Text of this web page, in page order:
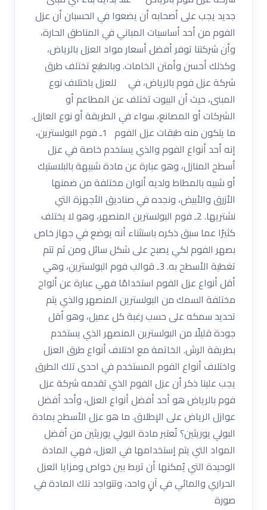
جديد يجب على أصحابه أن يضعوا في الحسبان أن عزل
الفوم من أحد أساسيات المباني في المناطق الحارة،
وأن شركتنا توفر أفضل أسعار مواد العزل بالرياض،
وكذلك أحسن وأمتن الخامات. وبالطبع تختلف طرق
شركة عزل فوم بالرياض، في للعزل باختلاف نوع
المبنى، حيث أن البيوت تختلف عن المطاعم أو
الشركات أو المصانع، سواء في الطريقة أو نوع العازل.
ما يتكون منه طبقات عزل الفوم 1ـ فوم البولسترين،
إنه أحد أنواع الفوم والذي يستخدم خاصة في عزل
أسطح المنازل، وهو عبارة عن مادة شبيهة بالبلاستيك
أو شبيه بالمطاط ولديه ألوان مختلفة من ضمنها
الأزرق والأبيض، ونجده في صناديق الأجهزة التي
نشتريها. 2ـ فوم البولسترين المنصهر، وهو لا يختلف
كثيرًا عما سبق ذكره باستثناء أنه يوضع في جهاز خاص
بصهر الفوم لكي يصبح على شكل سائل ومن ثم تتم
تغطية الأسطح به. 3ـ قوالب فوم البولسترين، وهي
أقل أنواع عزل الفوم استخدامًا فهي عبارة عن ألواح
مختلفة السمك من البولسترين المنصهر والذي يتم
تحديد سمكه على حسب رغبة كل عميل، وهو أقل
جودة قليلًا من البولسترين المنصهر الذي يستخدم
بطريقة الرش. الخاتمة مع اختلاف أنواع طرق العزل
واختلاف أنواع الفوم المستخدم في احدى تلك الطرق
يجب علينا ذكر أن عزل الفوم الذي تقدمه شركة عزل
فوم بالرياض هو أحد أفضل أنواع العزل، وأحد أفضل
عوازل الرياض على الإطلاق. ما هو عزل الأسطح بمادة
البولي يوريثين؟ تُعتبر مادة البولي يوريثين من أفضل
المواد التي يتم إستخدامها في العزل، فهي المادة
الوحيدة التي يُمكنها أن تربط بين خواص ومزايا العزل
الحراري والمائي في آنٍ واحد، وتتواجد تلك المادة في
صورة